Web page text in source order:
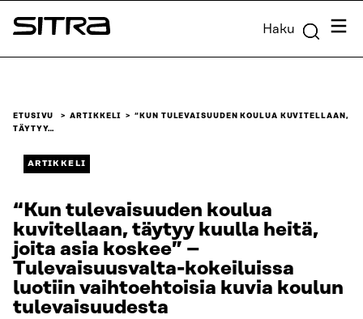
Siirry
suoraan
Sitra Haku
ETUSIVU ARTIKKELI
“KUN TULEVAISUUDEN KOULUA KUVITELLAAN,
TÄYTYY…
ARTIKKELI
“Kun tulevaisuuden koulua
kuvitellaan, täytyy kuulla heitä,
joita asia koskee” –
Tulevaisuusvalta-kokeiluissa
luotiin vaihtoehtoisia kuvia koulun
tulevaisuudesta